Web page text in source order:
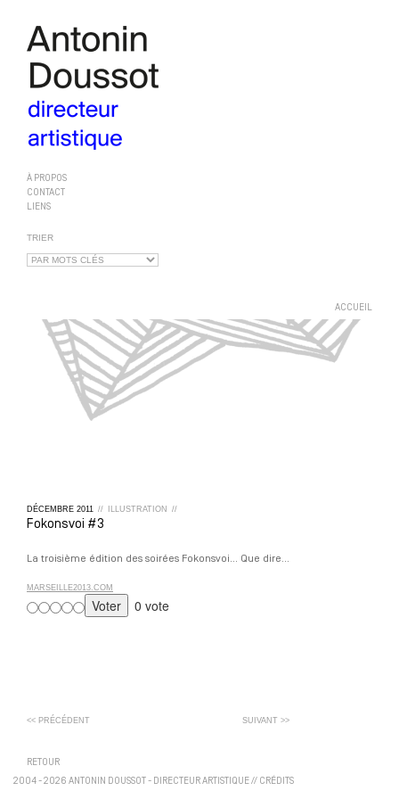
À PROPOS
CONTACT
LIENS
TRIER
ACCUEIL
DÉCEMBRE 2011 // ILLUSTRATION //
Fokonsvoi #3
La troisième édition des soirées Fokonsvoi… Que dire…
MARSEILLE2013.COM
0 vote
<< PRÉCÉDENT SUIVANT >>
RETOUR
2004 - 2026 ANTONIN DOUSSOT - DIRECTEUR ARTISTIQUE// CRÉDITS